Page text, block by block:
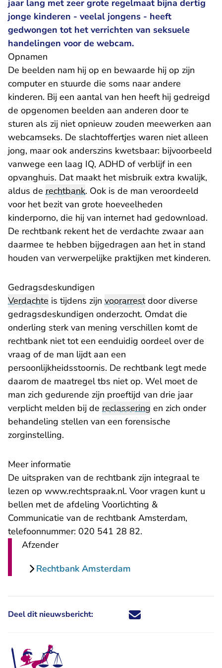
jaar lang met zeer grote regelmaat bijna dertig
jonge kinderen - veelal jongens - heeft
gedwongen tot het verrichten van seksuele
handelingen voor de webcam.
Opnamen
De beelden nam hij op en bewaarde hij op zijn
computer en stuurde die soms naar andere
kinderen. Bij een aantal van hen heeft hij gedreigd
de opgenomen beelden aan anderen door te
sturen als zij niet opnieuw zouden meewerken aan
webcamseks. De slachtoffertjes waren niet alleen
jong, maar ook anderszins kwetsbaar: bijvoorbeeld
vanwege een laag IQ, ADHD of verblijf in een
opvanghuis. Dat maakt het misbruik extra kwalijk,
aldus de rechtbank. Ook is de man veroordeeld
voor het bezit van grote hoeveelheden
kinderporno, die hij van internet had gedownload.
De rechtbank rekent het de verdachte zwaar aan
daarmee te hebben bijgedragen aan het in stand
houden van verwerpelijke praktijken met kinderen.
Gedragsdeskundigen
Verdachte is tijdens zijn voorarrestdoor diverse
gedragsdeskundigen onderzocht. Omdat die
onderling sterk van mening verschillen komt de
rechtbank niet tot een eenduidig oordeel over de
vraag of de man lijdt aan een
persoonlijkheidsstoornis. De rechtbank legt mede
daarom de maatregel tbs niet op. Wel moet de
man zich gedurende zijn proeftijd van drie jaar
verplicht melden bij de reclassering en zich onder
behandeling stellen van een forensische
zorginstelling.
Meer informatie
De uitspraken van de rechtbank zijn integraal te
lezen op www.rechtspraak.nl. Voor vragen kunt u
bellen met de afdeling Voorlichting &
Communicatie van de rechtbank Amsterdam,
telefoonnummer: 020 541 28 82.
Afzender
Rechtbank Amsterdam
Deel dit nieuwsbericht: Deel dit nieuwsbericht via X -
Deel dit nieuwsbericht via
Deel dit nieuwsbericht
Deel dit